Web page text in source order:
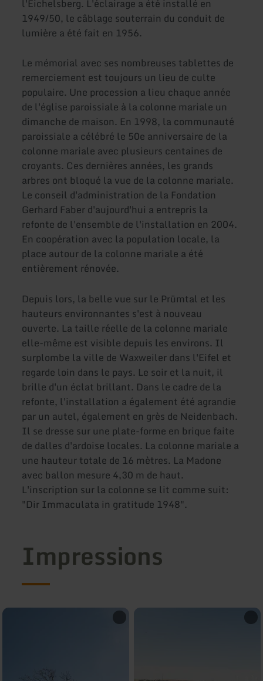
l'Eichelsberg. L'éclairage a été installé en
1949/50, le câblage souterrain du conduit de
lumière a été fait en 1956.
Le mémorial avec ses nombreuses tablettes de
remerciement est toujours un lieu de culte
populaire. Une procession a lieu chaque année
de l'église paroissiale à la colonne mariale un
dimanche de maison. En 1998, la communauté
paroissiale a célébré le 50e anniversaire de la
colonne mariale avec plusieurs centaines de
croyants. Ces dernières années, les grands
arbres ont bloqué la vue de la colonne mariale.
Le conseil d'administration de la Fondation
Gerhard Faber d'aujourd'hui a entrepris la
refonte de l'ensemble de l'installation en 2004.
En coopération avec la population locale, la
place autour de la colonne mariale a été
entièrement rénovée.
Depuis lors, la belle vue sur le Prümtal et les
hauteurs environnantes s'est à nouveau
ouverte. La taille réelle de la colonne mariale
elle-même est visible depuis les environs. Il
surplombe la ville de Waxweiler dans l'Eifel et
regarde loin dans le pays. Le soir et la nuit, il
brille d'un éclat brillant. Dans le cadre de la
refonte, l'installation a également été agrandie
par un autel, également en grès de Neidenbach.
Il se dresse sur une plate-forme en brique faite
de dalles d'ardoise locales. La colonne mariale a
une hauteur totale de 16 mètres. La Madone
avec ballon mesure 4,30 m de haut.
L'inscription sur la colonne se lit comme suit:
"Dir Immaculata in gratitude 1948".
Impressions